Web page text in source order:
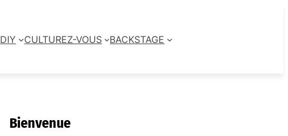
DIY CULTUREZ-VOUS BACKSTAGE
Bienvenue